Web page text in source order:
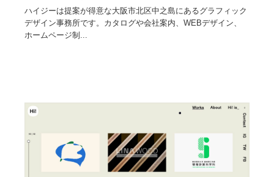
ハイジーは提案が得意な大阪市北区中之島にあるグラフィック
デザイン事務所です。カタログや会社案内、WEBデザイン、
ホームページ制...